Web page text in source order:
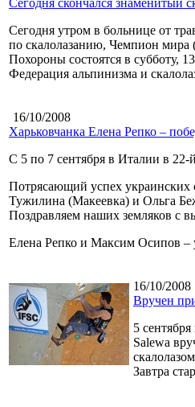
Сегодня скончался знаменитый
Сегодня утром в больнице от
по скалолазанию, Чемпион
Похороны состоятся в субботу,
Федерация альпинизма и
16/10/2008
Харьковчанка Елена Репко –
С 5 по 7 сентября в Италии в
Потрясающий успех украинских
Тужилина (Макеевка) и Ольга
Поздравляем наших земляков с
Елена Репко и Максим Осипов –
16/10/2008
Вручен
5
Salewa
Завтра